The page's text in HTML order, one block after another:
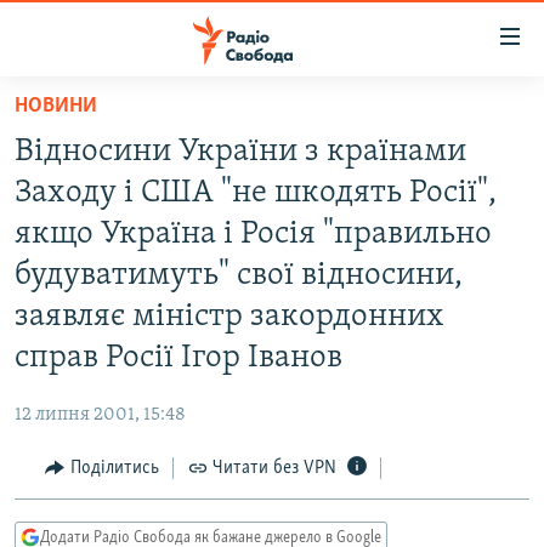
Перейти
основного
матеріалу
до
основної
навігації
до
ВСЕ ЗА ДОБУ
СУСПІЛЬСТВО
УКРАЇНА
СВІТ
ВІЙНА
РОСІЙСЬКА «ФІЛЬТРАЦІЯ»
ДОНБАС.РЕАЛІЇ
СХЕМИ
КИТАЙ.ВИКЛИКИ
НОВИНИ
Відносини України з країнами
Заходу і США "не шкодять Росії",
якщо Україна і Росія "правильно
будуватимуть" свої відносини,
заявляє міністр закордонних
справ Росії Ігор Іванов
12 липня 2001, 15:48
Поділитись Читати без VPN
Додати Радіо Свобода як бажане джерело в Google